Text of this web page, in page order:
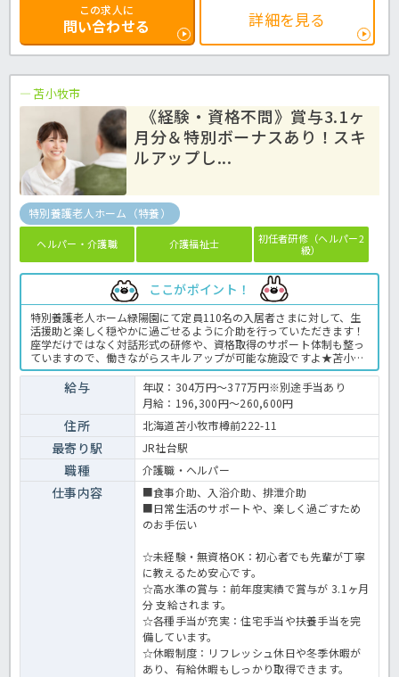
この求人に
問い合わせる 詳細を見る
苫小牧市
《経験・資格不問》賞与3.1ヶ
月分＆特別ボーナスあり！スキ
ルアップし...
特別養護老人ホーム（特養）
ヘルパー・介護職 介護福祉士
初任者研修（ヘルパー2
級）
ここがポイント！
特別養護老人ホーム緑陽園にて定員110名の入居者さまに対して、生
活援助と楽しく穏やかに過ごせるように介助を行っていただきます！
座学だけではなく対話形式の研修や、資格取得のサポート体制も整っ
ていますので、働きながらスキルアップが可能な施設ですよ★苫小牧
駅より西方面のみ送迎バスが運行しているのも嬉しいポイント♪産
休・育児休暇を取得中の職員や、復帰している現役お母さん職員が多
数活躍中◎長く安心してお仕事ができる環境です。まずはお気軽にほ
っ介護までお問合せ下さい！特養での介護業務全般です。 ＜介護職
正職員 特養の求人＞
給与
年収：304万円～377万円※別途手当あり
月給：196,300円～260,600円
住所 北海道苫小牧市樽前222-11
最寄り駅 JR社台駅
職種 介護職・ヘルパー
仕事内容
■食事介助、入浴介助、排泄介助
■日常生活のサポートや、楽しく過ごすため
のお手伝い
☆未経験・無資格OK：初心者でも先輩が丁寧
に教えるため安心です。
☆高水準の賞与：前年度実績で賞与が 3.1ヶ月
分 支給されます。
☆各種手当が充実：住宅手当や扶養手当を完
備しています。
☆休暇制度：リフレッシュ休日や冬季休暇が
あり、有給休暇もしっかり取得できます。